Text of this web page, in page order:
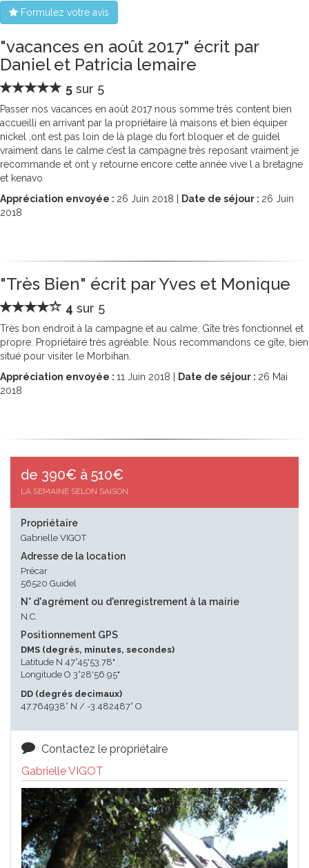
Formulez votre avis
"vacances en août 2017" écrit par
Daniel et Patricia lemaire
5 sur 5
Passer nos vacances en août 2017 nous somme très content bien
accueilli en arrivant par la propriétaire là maisons et bien équiper
nickel ,ont est pas loin de là plage du fort bloquer et de guidel
vraiment dans le calme c’est la campagne très reposant vraiment je
recommande et ont y retourne encore cette année vive l a bretagne
et kenavo
Appréciation envoyée : 26 Juin 2018 | Date de séjour : 26 Juin
2018
"Très Bien" écrit par Yves et Monique
4 sur 5
Très bon endroit à la campagne et au calme. Gîte très fonctionnel et
propre. Propriétaire très agréable. Nous recommandons ce gîte, bien
situé pour visiter le Morbihan.
Appréciation envoyée : 11 Juin 2018 | Date de séjour : 26 Mai
2018
de 390€ à 510€
LA SEMAINE SELON SAISON
Propriétaire
Gabrielle VIGOT
Adresse de la location
Précar
56520 Guidel
N° d'agrément ou d'enregistrement à la mairie
N.C.
Positionnement GPS
DMS (degrés, minutes, secondes)
Latitude N 47°45'53.78"
Longitude O 3°28'56.95"
DD (degrés decimaux)
47.764938° N / -3.482487° O
Contactez le propriétaire
Gabrielle VIGOT